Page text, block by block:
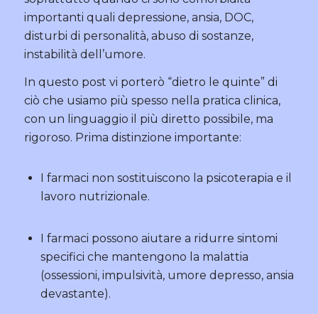
importanti quali depressione, ansia, DOC,
disturbi di personalità, abuso di sostanze,
instabilità dell’umore.
In questo post vi porterò “dietro le quinte” di
ciò che usiamo più spesso nella pratica clinica,
con un linguaggio il più diretto possibile, ma
rigoroso. Prima distinzione importante:
I farmaci non sostituiscono la psicoterapia e il
lavoro nutrizionale.
I farmaci possono aiutare a ridurre sintomi
specifici che mantengono la malattia
(ossessioni, impulsività, umore depresso, ansia
devastante).